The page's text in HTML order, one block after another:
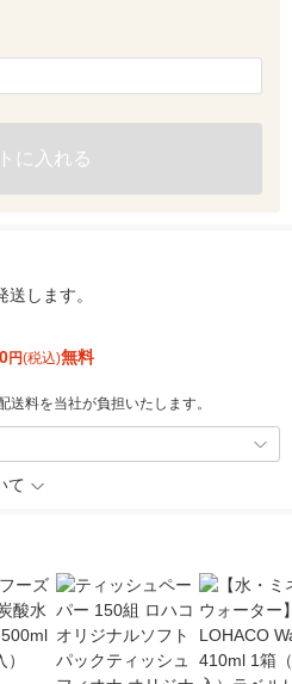
に入れる
送します。
円(税込)無料
料を当社が負担いたします。
て